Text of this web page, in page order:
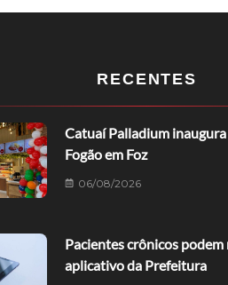
RECENTES
Catuaí Palladium
Fogão em Foz
06/08/2026
Pacientes crônicos
aplicativo da Prefeitura